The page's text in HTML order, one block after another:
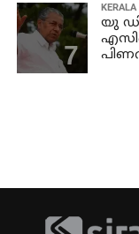
KERALA
യു